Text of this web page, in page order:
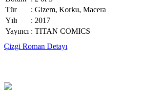
Tür
: Gizem, Korku, Macera
Yılı
: 2017
Yayıncı : TITAN COMICS
Çizgi Roman Detayı